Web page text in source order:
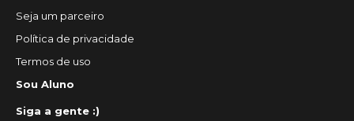
Seja um parceiro
Política de privacidade
Termos de uso
Sou Aluno
Siga a gente :)